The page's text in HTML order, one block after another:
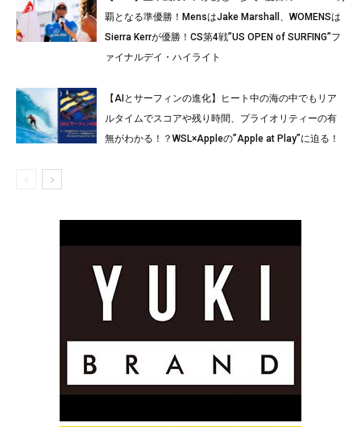
覇となる準優勝！MensはJake Marshall、WOMENSは
Sierra Kerrが優勝！CS第4戦”US OPEN of SURFING”フ
ァイナルデイ・ハイライト
【AIとサーフィンの進化】ヒート中の海の中でもリア
ルタイムでスコアや残り時間、プライオリティーの有
無がわかる！？WSL×Appleの”Apple at Play”に迫る！